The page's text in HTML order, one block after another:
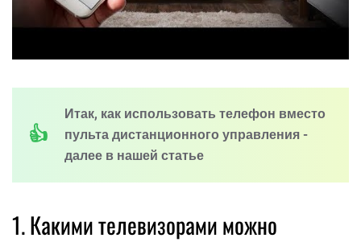
Итак, как использовать телефон вместо
пульта дистанционного управления -
далее в нашей статье
1. Какими телевизорами можно